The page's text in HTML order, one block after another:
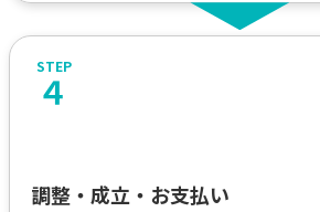
４
調整・成立・お支払い